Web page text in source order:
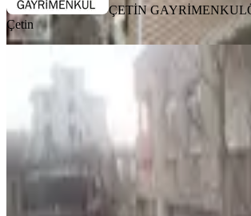
ÇETİN GAYRİMENKUL
Çetin
Mehmet Akifde
Dulkadiroğlu, Yeni Şehir
26.02.2026
5.500.000 ₺